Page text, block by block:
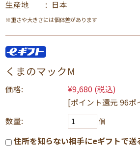
生産地
日本
※重さや大きさには個体差があります
くまのマックM
価格: ¥9,680 (税込)
[ポイント還元 96ポ
数量:
個
住所を知らない相手にeギフトで送